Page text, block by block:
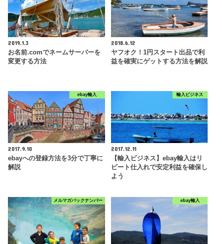
2019.1.3
お名前.comでネームサーバーを
変更する方法
2018.6.12
ヤフオク！1円スタート出品で利
益を確実にゲットする方法を解説
ebay輸入
2017.9.10
ebayへの登録方法を3分で丁寧に
解説
輸入ビジネス
2017.12.11
【輸入ビジネス】ebay輸入はリ
ピート仕入れで安定利益を確保し
よう
メルマガバックナンバー ebay輸入